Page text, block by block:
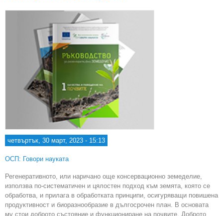
четвъртък, 30 март, 2023 - 15:13
ОСП: Говори науката
Регенеративното, или наричано още консервационно земеделие,
използва по-систематичен и цялостен подход към земята, която се
обработва, и прилага в обработката принципи, осигуряващи повишена
продуктивност и биоразнообразие в дългосрочен план. В основата
му стои доброто състояние и функциониране на почвите. Доброто